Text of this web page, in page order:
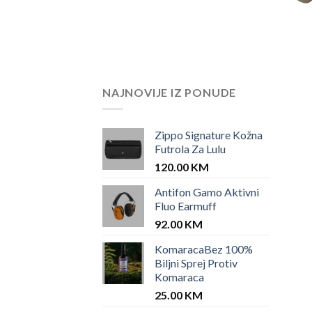
NAJNOVIJE IZ PONUDE
Zippo Signature Kožna
Futrola Za Lulu
120.00 KM
Antifon Gamo Aktivni
Fluo Earmuff
92.00 KM
KomaracaBez 100%
Biljni Sprej Protiv
Komaraca
25.00 KM